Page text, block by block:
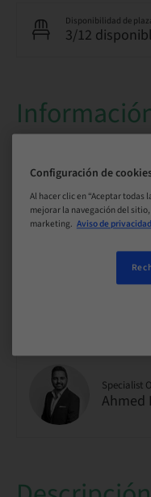
Disponibilidad de
3/12
Elias
Carita
Specialist
Ahmed
Configuración de
Al hacer clic en “Aceptar todas
mejorar la navegación del
marketing. Aviso de privacidad